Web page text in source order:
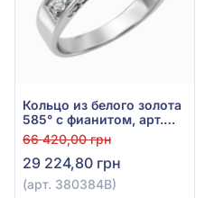
Кольцо из белого золота
585° с фианитом, арт.
380384В
66 420,00 грн
29 224,80 грн
(арт. 380384В)